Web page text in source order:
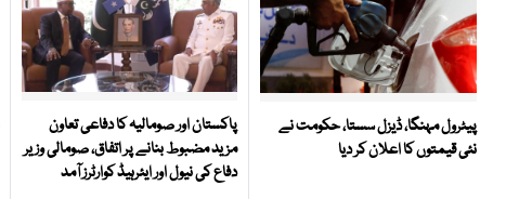
پیٹرول مہنگا، ڈیزل سستا، حکومت نے
نئی قیمتوں کا اعلان کر دیا
پاکستان اور صومالیہ کا دفاعی تعاون
مزید مضبوط بنانے پر اتفاق، صومالی وزیر
دفاع کی نیول اور ایئرہیڈ کوارٹرز آمد